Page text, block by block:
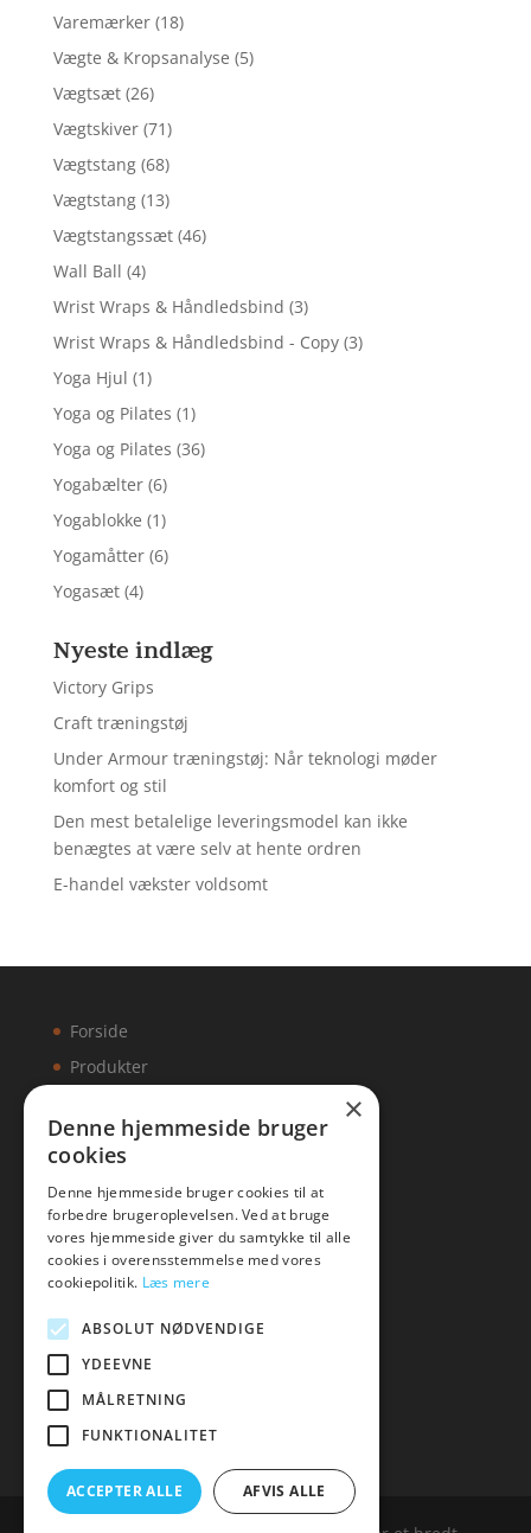
Varemærker (18)
Vægte & Kropsanalyse (5)
Vægtsæt (26)
Vægtskiver (71)
Vægtstang (68)
Vægtstang (13)
Vægtstangssæt (46)
Wall Ball (4)
Wrist Wraps & Håndledsbind (3)
Wrist Wraps & Håndledsbind - Copy (3)
Yoga Hjul (1)
Yoga og Pilates (1)
Yoga og Pilates (36)
Yogabælter (6)
Yogablokke (1)
Yogamåtter (6)
Yogasæt (4)
Nyeste indlæg
Victory Grips
Craft træningstøj
Under Armour træningstøj: Når teknologi møder
komfort og stil
Den mest betalelige leveringsmodel kan ikke
benægtes at være selv at hente ordren
E-handel vækster voldsomt
Forside
Produkter
Artikler
Malawigruppen
Mail:hej@malawigruppen.dk
×
Denne hjemmeside bruger
cookies
Denne hjemmeside bruger cookies til at
forbedre brugeroplevelsen. Ved at bruge
vores hjemmeside giver du samtykke til alle
cookies i overensstemmelse med vores
cookiepolitik. Læs mere
ABSOLUT NØDVENDIGE
YDEEVNE
MÅLRETNING
FUNKTIONALITET
ACCEPTER ALLE AFVIS ALLE